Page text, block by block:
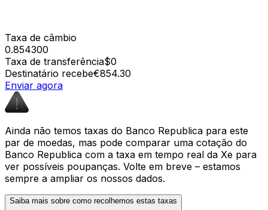
Taxa de câmbio
0.854300
Taxa de transferência$0
Destinatário recebe€854.30
Enviar agora
Ainda não temos taxas do Banco Republica para este
par de moedas, mas pode comparar uma cotação do
Banco Republica com a taxa em tempo real da Xe para
ver possíveis poupanças. Volte em breve – estamos
sempre a ampliar os nossos dados.
Saiba mais sobre como recolhemos estas taxas